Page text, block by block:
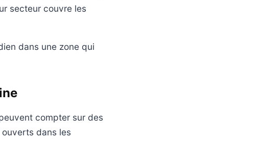
secteur couvre les
dans une zone qui
compter sur des
dans les